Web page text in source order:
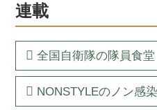
連載
全国自衛隊の隊員食堂
NONSTYLEのノン感